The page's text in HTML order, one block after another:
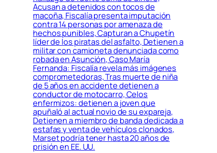
Acusan a detenidos con tocos de
macoña, Fiscalía presenta imputación
contra 14 personas por amenaza de
hechos punibles, Capturan a Chupetín
líder de los piratas del asfalto, Detienen a
militar con camioneta denunciada como
robada en Asunción, Caso María
Fernanda: Fiscalía revela más imágenes
comprometedoras, Tras muerte de niña
de 5 años en accidente detienen a
conductor de motocarro, Celos
enfermizos: detienen a joven que
apuñaló al actual novio de su expareja,
Detienen a miembro de banda dedicada a
estafas y venta de vehículos clonados,
Marset podría tener hasta 20 años de
prisión en EE. UU.